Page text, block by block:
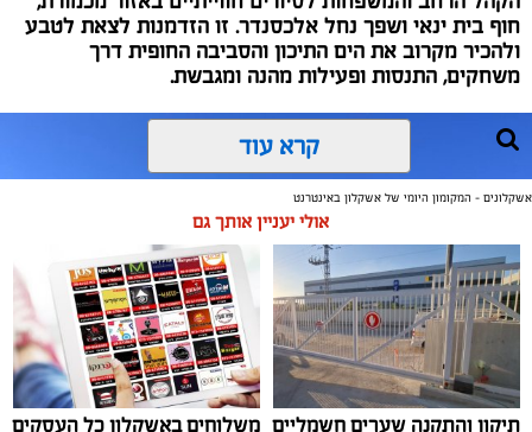
סיורי משפחות- צילום מיקה וולוב, אקואושן
אלדה נתנאל / 09:24 07.08.26
תיקון והתקנה שערים חשמליים
בדרום
במקום אחד
אשקלונים - המקומון היומי של אשקלון באינטרנט מאז 2005
אשקלונים טאצ - כל העיר במרחק נגיעה
באבו אשקלון - מסעדת בשרים על האש|שווארמה אשקלון